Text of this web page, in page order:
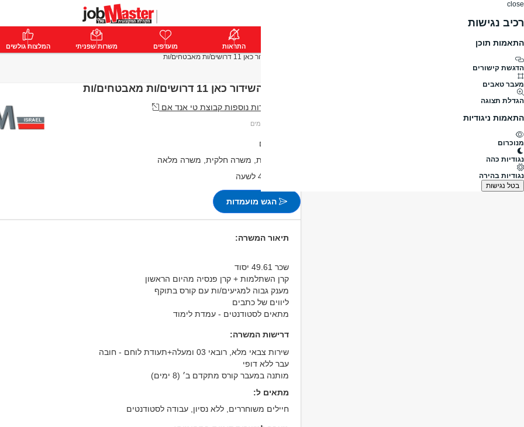
close
רכיב נגישות
התאמות תוכן
הדגשת קישורים
מעבר טאבים
הגדלת תצוגה
התאמות ניגודיות
מנוכרום
נגודיות כהה
נגודיות בהירה
בטל נגישות
פרימיום התחבר התראות מועדפים משרות שפניתי המלצות גולשים
לתאגיד השידור כאן 11 דרושים/ות מאבטחים/ות
לתאגיד השידור כאן 11 דרושים/ות מאבטחים/ות
מעבר למשרות נוספות קבוצת טי אנד אם
ירושלים
משמרות, משרה חלקית, משרה מלאה
49.00₪ לשעה
הגש מועמדות
תיאור המשרה:
שכר 49.61 יסוד
קרן השתלמות + קרן פנסיה מהיום הראשון
מענק גבוה למגיעים/ות עם קורס בתוקף
ליווים של כתבים
מתאים לסטודנטים - עמדת לימוד
דרישות המשרה:
שירות צבאי מלא, רובאי 03 ומעלה+תעודת לוחם - חובה
עבר ללא דופי
מותנה במעבר קורס מתקדם ב׳ (8 ימים)
מתאים ל:
חיילים משוחררים, ללא נסיון, עבודה לסטודנטים